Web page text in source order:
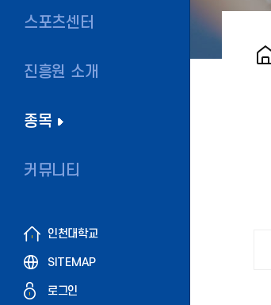
인천대학교
SITEMAP
로그인
스포츠센터
진흥원 소개
종목
커뮤니티